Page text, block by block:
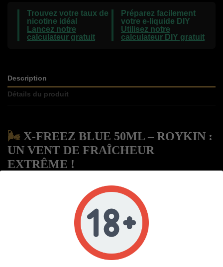
Trouvez votre taux de
nicotine idéal
Lancez notre
calculateur gratuit
Préparez facilement
votre e-liquide DIY
Utilisez notre
calculateur DIY gratuit
Description
Détails du produit
🌬 X-FREEZ BLUE 50ML – ROYKIN :
UN VENT DE FRAÎCHEUR
EXTRÊME !
explosion de fraîcheur
! Conçu pour les amateurs de vape glaciale, cet
saveur intense de menthol
papilles à chaque bouffée. Son
équilibre 50/50 PG/VG
expérience harmonieuse entre saveurs puissantes et production de